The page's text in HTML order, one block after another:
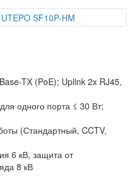
TX (PoE); Uplink 2x RJ45,
одного порта ≤ 30 Вт;
(Стандартный, CCTV,
6 кВ, защита от
8 кВ